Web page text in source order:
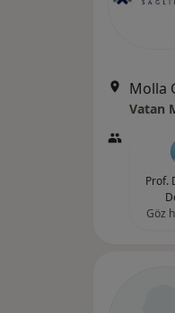
Vatan
Prof.
Göz